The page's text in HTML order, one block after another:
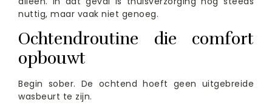
nuttig, maar vaak niet genoeg.
Ochtendroutine die comfort
opbouwt
Begin sober. De ochtend hoeft geen uitgebreide
wasbeurt te zijn.